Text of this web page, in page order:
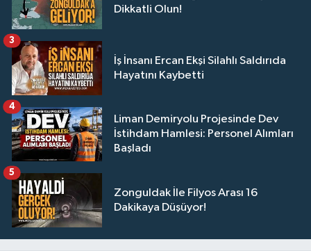
Dikkatli Olun!
İş İnsanı Ercan Ekşi Silahlı Saldırıda
Hayatını Kaybetti
3
Liman Demiryolu Projesinde Dev
İstihdam Hamlesi: Personel Alımları
Başladı
4
Zonguldak İle Filyos Arası 16
Dakikaya Düşüyor!
5